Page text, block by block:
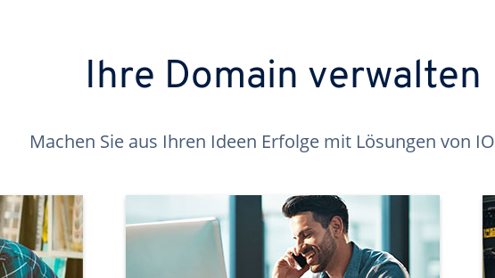
Ihre Domain verwalten
Machen Sie aus Ihren Ideen Erfolge mit Lösungen von